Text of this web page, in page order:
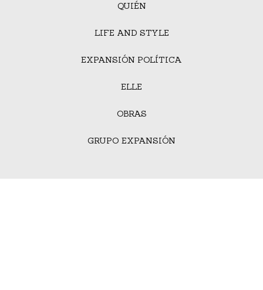
QUIÉN
LIFE AND STYLE
EXPANSIÓN POLÍTICA
ELLE
OBRAS
GRUPO EXPANSIÓN